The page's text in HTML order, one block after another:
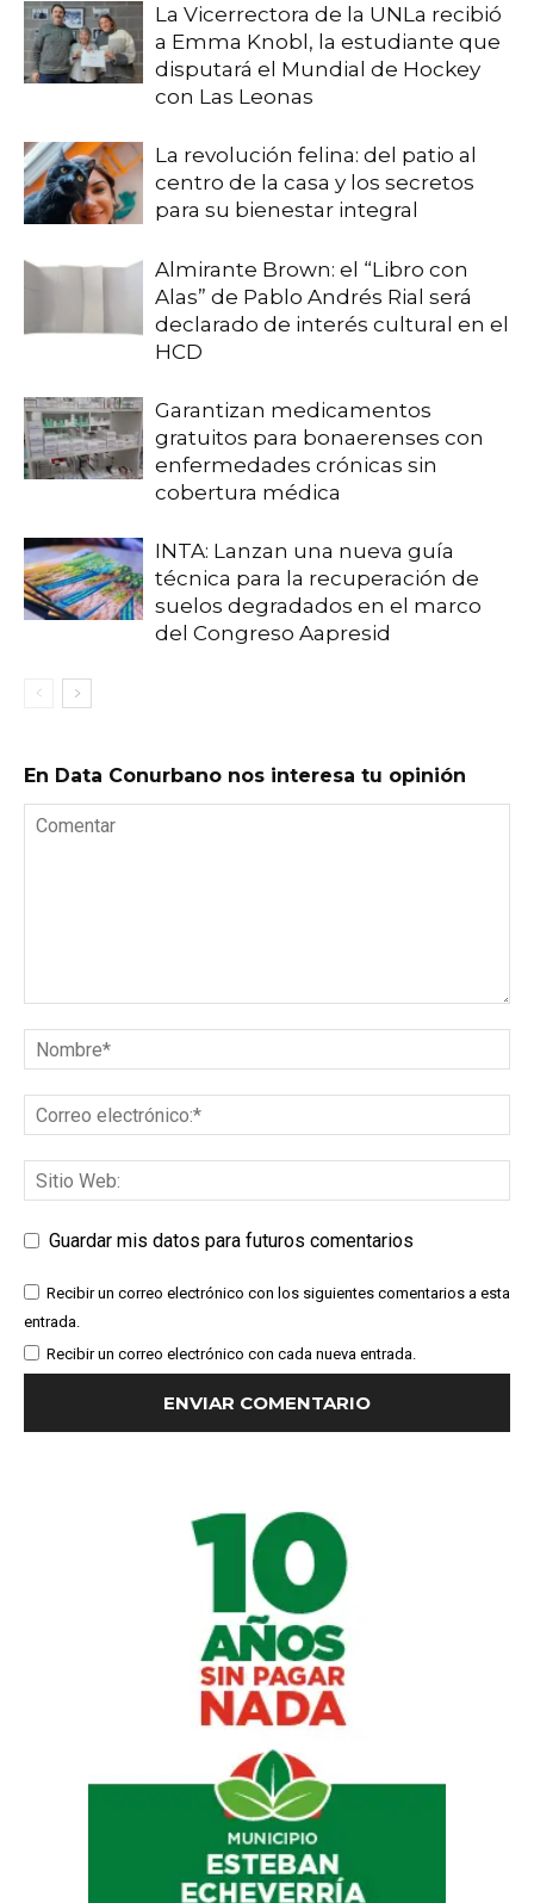
La Vicerrectora de la UNLa recibió
a Emma Knobl, la estudiante que
disputará el Mundial de Hockey
con Las Leonas
La revolución felina: del patio al
centro de la casa y los secretos
para su bienestar integral
Almirante Brown: el “Libro con
Alas” de Pablo Andrés Rial será
declarado de interés cultural en el
HCD
Garantizan medicamentos
gratuitos para bonaerenses con
enfermedades crónicas sin
cobertura médica
INTA: Lanzan una nueva guía
técnica para la recuperación de
suelos degradados en el marco
del Congreso Aapresid
En Data Conurbano nos interesa tu opinión
Guardar mis datos para futuros comentarios
Recibir un correo electrónico con los siguientes comentarios a esta
entrada.
Recibir un correo electrónico con cada nueva entrada.